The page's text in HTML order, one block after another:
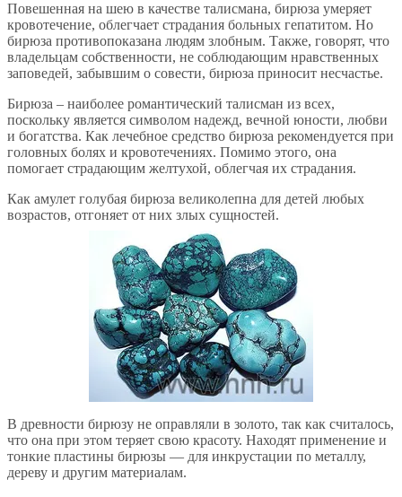
Повешенная на шею в качестве талисмана, бирюза умеряет
кровотечение, облегчает страдания больных гепатитом. Но
бирюза противопоказана людям злобным. Также, говорят, что
владельцам собственности, не соблюдающим нравственных
заповедей, забывшим о совести, бирюза приносит несчастье.
Бирюза – наиболее романтический талисман из всех,
поскольку является символом надежд, вечной юности, любви
и богатства. Как лечебное средство бирюза рекомендуется при
головных болях и кровотечениях. Помимо этого, она
помогает страдающим желтухой, облегчая их страдания.
Как амулет голубая бирюза великолепна для детей любых
возрастов, отгоняет от них злых сущностей.
В древности бирюзу не оправляли в золото, так как считалось,
что она при этом теряет свою красоту. Находят применение и
тонкие пластины бирюзы — для инкрустации по металлу,
дереву и другим материалам.